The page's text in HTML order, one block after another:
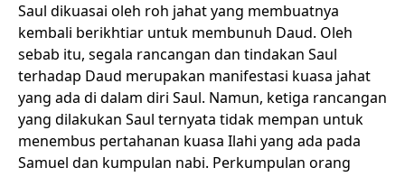
Saul dikuasai oleh roh jahat yang membuatnya
kembali berikhtiar untuk membunuh Daud. Oleh
sebab itu, segala rancangan dan tindakan Saul
terhadap Daud merupakan manifestasi kuasa jahat
yang ada di dalam diri Saul. Namun, ketiga rancangan
yang dilakukan Saul ternyata tidak mempan untuk
menembus pertahanan kuasa Ilahi yang ada pada
Samuel dan kumpulan nabi. Perkumpulan orang